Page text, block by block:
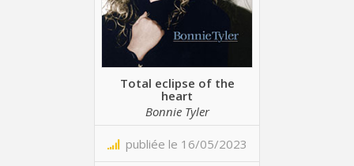
Total eclipse of the
heart
Bonnie Tyler
publiée le 16/05/2023